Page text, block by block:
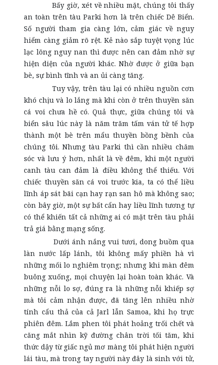
Bấy giờ, xét về nhiều mặt, chúng tôi thấy
an toàn trên tàu Parki hơn là trên chiếc Dê Biển.
Số người tham gia càng lớn, cảm giác về nguy
hiểm càng giảm rõ rệt. Kẻ nào sắp tuyệt vọng lúc
lạc lõng nguy nan thì được nên can đảm nhờ sự
hiện diện của người khác. Nhờ được ở giữa bạn
bè, sự bình tĩnh và an ủi càng tăng.
Tuy vậy, trên tàu lại có nhiều nguồn cơn
khó chịu và lo lắng mà khi còn ở trên thuyền săn
cá voi chưa hề có. Quả thực, giữa chúng tôi và
biển sâu lúc này là năm trăm tấm ván tử tế hợp
thành một bè trên mẩu thuyền bồng bềnh của
chúng tôi. Nhưng tàu Parki thì cần nhiều chăm
sóc và lưu ý hơn, nhất là về đêm, khi một người
canh tàu can đảm là điều không thể thiếu. Với
chiếc thuyền săn cá voi trước kia, ta có thể liều
lĩnh áp sát bãi cạn hay rạn san hô mà không sao;
còn bây giờ, một sự bất cẩn hay liều lĩnh tương tự
có thể khiến tất cả những ai có mặt trên tàu phải
trả giá bằng mạng sống.
Dưới ánh nắng vui tươi, dong buồm qua
làn nước lấp lánh, tôi không mấy phiền hà vì
những mối lo nghiêm trọng; nhưng khi màn đêm
buông xuống, mọi chuyện lại hoàn toàn khác. Và
những nỗi lo sợ, đúng ra là những nỗi khiếp sợ
mà tôi cảm nhận được, đã tăng lên nhiều nhờ
tính cẩu thả của cả Jarl lẫn Samoa, khi họ trực
phiên đêm. Lắm phen tôi phát hoảng trối chết và
căng mắt nhìn kỹ đường chân trời tối tăm, khi
thức dậy từ giấc ngủ mơ màng tôi phát hiện người
lái tàu, mà trong tay người này đây là sinh với tử,